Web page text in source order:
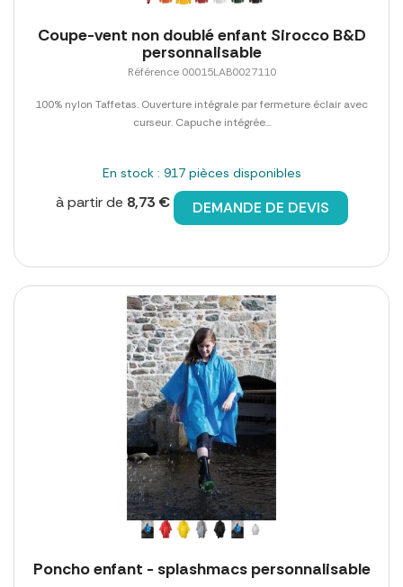
Coupe-vent non doublé enfant Sirocco B&D
personnalisable
Référence 00015LAB0027110
100% nylon Taffetas. Ouverture intégrale par fermeture éclair avec
curseur. Capuche intégrée...
En stock : 917 pièces disponibles
à partir de 8,73 € DEMANDE DE DEVIS
Poncho enfant - splashmacs personnalisable